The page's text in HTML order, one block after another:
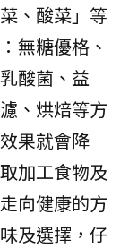
、酸菜」等
無糖優格、
酸菌、益
、烘焙等方
果就會降
加工食物及
向健康的方
及選擇，仔